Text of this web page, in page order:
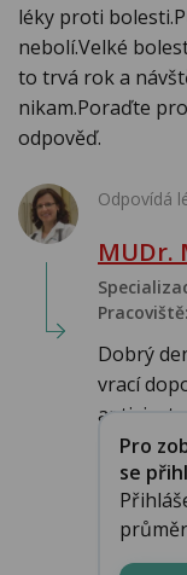
léky proti
nebolí.Velké
to trvá rok a
nikam.Poraďte
odpověď.
Odpovídá
MUDr.
Pracoviště:
Dobrý
vrací
antivirot...
Pro
se